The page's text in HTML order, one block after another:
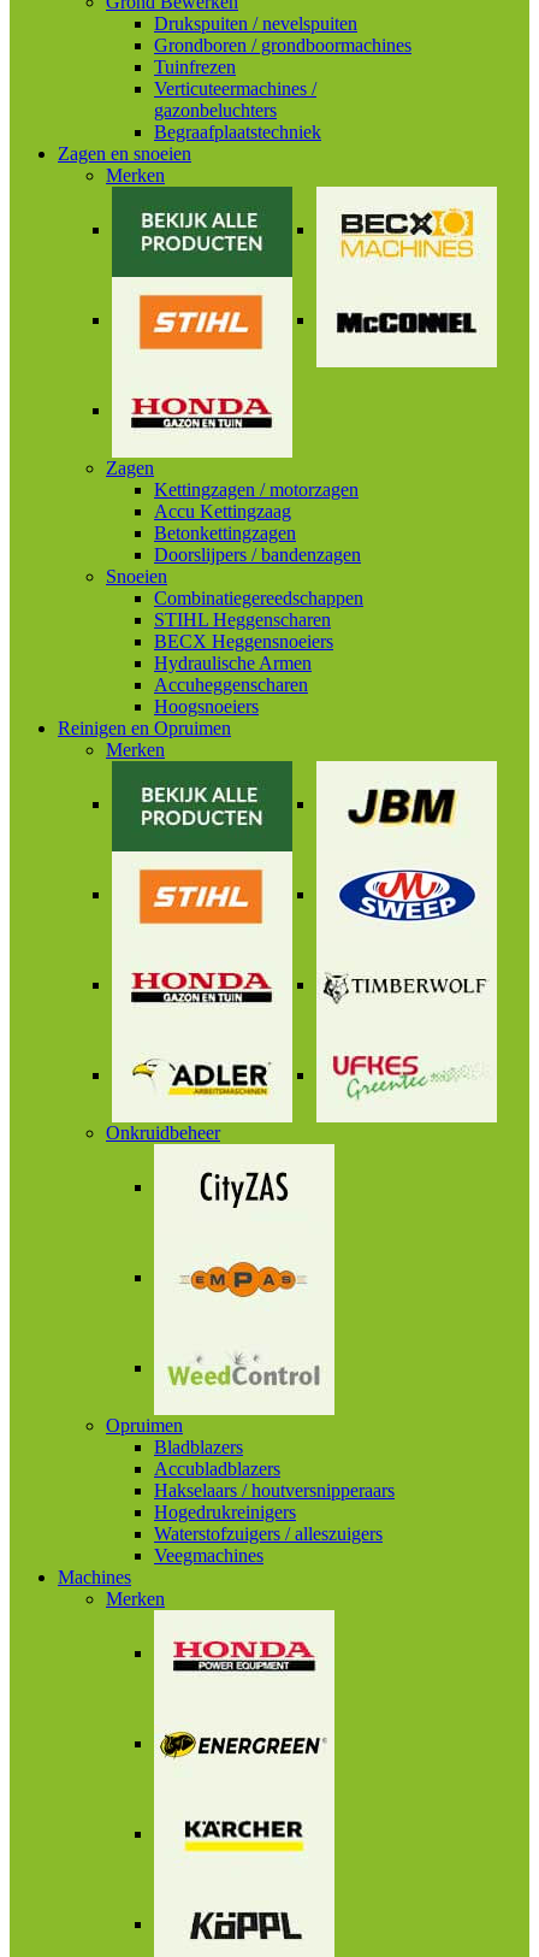
Drukspuiten / nevelspuiten
Grondboren / grondboormachines
Tuinfrezen
Verticuteermachines /
gazonbeluchters
Begraafplaatstechniek
Zagen en snoeien
Merken
Zagen
Kettingzagen / motorzagen
Accu Kettingzaag
Betonkettingzagen
Doorslijpers / bandenzagen
Snoeien
Combinatiegereedschappen
STIHL Heggenscharen
BECX Heggensnoeiers
Hydraulische Armen
Accuheggenscharen
Hoogsnoeiers
Reinigen en Opruimen
Merken
Onkruidbeheer
Opruimen
Bladblazers
Accubladblazers
Hakselaars / houtversnipperaars
Hogedrukreinigers
Waterstofzuigers / alleszuigers
Veegmachines
Machines
Merken